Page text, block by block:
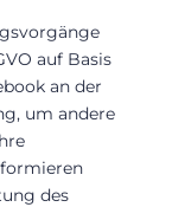
auf Basis
an der
um andere
des